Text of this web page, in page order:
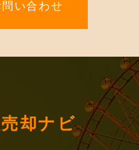
い合わせ
却ナビ